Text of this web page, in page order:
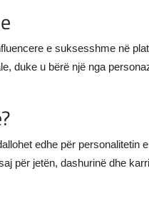
e suksesshme në
duke u bërë një nga
edhe për personalitetin
për jetën, dashurinë dhe